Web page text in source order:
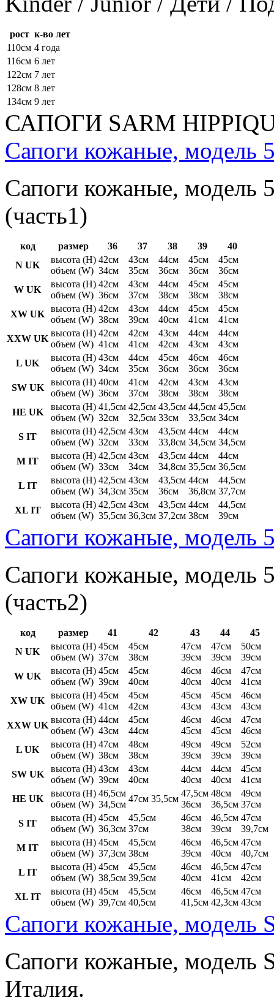
рост к-во лет
110см 4 года
116см 6 лет
122см 7 лет
128см 8 лет
134см 9 лет
САПОГИ SARM
Сапоги кожаные, модель
Сапоги кожаные, модель
(часть1)
код размер 36 37 38 39
40
N UK
высота (H)
объем (W)
42см
34см
43см
35см
44см
36см
45см
36см
45см
36см
W UK
высота (H)
объем (W)
42см
36см
43см
37см
44см
38см
45см
38см
45см
38см
XW UK
высота (H)
объем (W)
42см
38см
43см
39см
44см
40см
45см
41см
45см
41см
XXW UK
высота (H)
объем (W)
42см
41см
42см
41см
43см
42см
44см
43см
44см
43см
L UK
высота (H)
объем (W)
43см
34см
44см
35см
45см
36см
46см
36см
46см
36см
SW UK
высота (H)
объем (W)
40см
36см
41см
37см
42см
38см
43см
38см
43см
38см
HE UK
высота (H)
объем (W)
41,5см
32см
42,5см
32,5см
43,5см
33см
44,5см
33,5см
45,5см
34см
S IT
высота (H)
объем (W)
42,5см
32см
43см
33см
43,5см
33,8см
44см
34,5см
44см
34,5см
M IT
высота (H)
объем (W)
42,5см
33см
43см
34см
43,5см
34,8см
44см
35,5см
44см
36,5см
L IT
высота (H)
объем (W)
42,5см
34,3см
43см
35см
43,5см
36см
44см
36,8см
44,5см
37,7см
XL IT
высота (H)
объем (W)
42,5см
35,5см
43см
36,3см
43,5см
37,2см
44см
38см
44,5см
39см
Сапоги кожаные, модель
Сапоги кожаные, модель
(часть2)
код размер 41 42 43 44
45
N UK
высота (H)
объем (W)
45см
37см
45см
38см
47см
39см
47см
39см
50см
39см
W UK
высота (H)
объем (W)
45см
39см
45см
40см
46см
40см
46см
40см
47см
41см
XW UK
высота (H)
объем (W)
45см
41см
45см
42см
45см
43см
45см
43см
46см
43см
XXW UK
высота (H)
объем (W)
44см
43см
45см
44см
46см
45см
46см
45см
47см
46см
L UK
высота (H)
объем (W)
47см
38см
48см
38см
49см
39см
49см
39см
52см
39см
SW UK
высота (H)
объем (W)
43см
39см
43см
40см
44см
40см
44см
40см
45см
41см
HE UK
высота (H)
объем (W)
46,5см
34,5см
47см 35,5см
47,5см
36см
48см
36,5см
49см
37см
S IT
высота (H)
объем (W)
45см
36,3см
45,5см
37см
46см
38см
46,5см
39см
47см
39,7см
M IT
высота (H)
объем (W)
45см
37,3см
45,5см
38см
46см
39см
46,5см
40см
47см
40,7см
L IT
высота (H)
объем (W)
45см
38,5см
45,5см
39,5см
46см
40см
46,5см
41см
47см
42см
XL IT
высота (H)
объем (W)
45см
39,7см
45,5см
40,5см
46см
41,5см
46,5см
42,3см
47см
43см
Сапоги кожаные, модель
Сапоги кожаные, модель
Италия.